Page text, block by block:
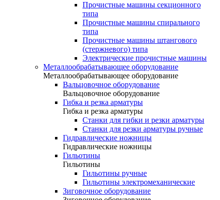
Прочистные машины секционного
типа
Прочистные машины спирального
типа
Прочистные машины штангового
(стержневого) типа
Электрические прочистные машины
Металлообрабатывающее оборудование
Металлообрабатывающее оборудование
Вальцовочное оборудование
Вальцовочное оборудование
Гибка и резка арматуры
Гибка и резка арматуры
Станки для гибки и резки арматуры
Станки для резки арматуры ручные
Гидравлические ножницы
Гидравлические ножницы
Гильотины
Гильотины
Гильотины ручные
Гильотины электромеханические
Зиговочное оборудование